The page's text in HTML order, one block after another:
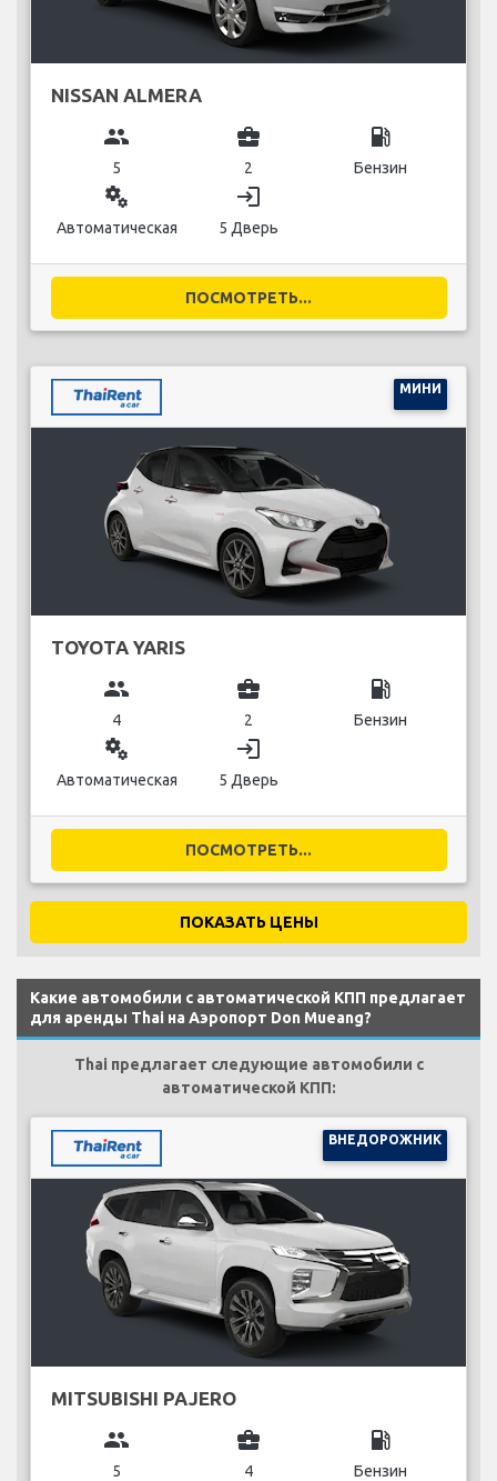
NISSAN ALMERA
group
5
business_center
2
local_gas_station
Бензин
miscellaneous_services
Автоматическая
login
5 Дверь
ПОСМОТРЕТЬ...
МИНИ
TOYOTA YARIS
group
4
business_center
2
local_gas_station
Бензин
miscellaneous_services
Автоматическая
login
5 Дверь
ПОСМОТРЕТЬ...
ПОКАЗАТЬ ЦЕНЫ
Какие автомобили с автоматической КПП предлагает
для аренды Thai на Аэропорт Don Mueang?
Thai предлагает следующие автомобили с
автоматической КПП:
ВНЕДОРОЖНИК
MITSUBISHI PAJERO
group
5
business_center
4
local_gas_station
Бензин